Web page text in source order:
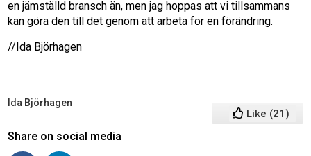
en jämställd bransch än, men jag hoppas att vi tillsammans
kan göra den till det genom att arbeta för en förändring.
//Ida Björhagen
Ida Björhagen
Like (21)
Share on social media